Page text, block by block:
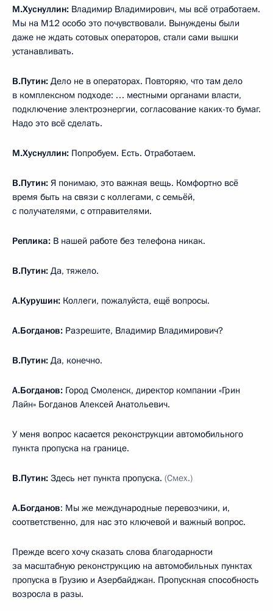
М.Хуснуллин: Владимир Владимирович, мы всё отработаем.
Мы на М12 особо это почувствовали. Вынуждены были
даже не ждать сотовых операторов, стали сами вышки
устанавливать.
В.Путин: Дело не в операторах. Повторяю, что там дело
в комплексном подходе: … местными органами власти,
подключение электроэнергии, согласование каких-то бумаг.
Надо это всё сделать.
М.Хуснуллин: Попробуем. Есть. Отработаем.
В.Путин: Я понимаю, это важная вещь. Комфортно всё
время быть на связи с коллегами, с семьёй,
с получателями, с отправителями.
Реплика: В нашей работе без телефона никак.
В.Путин: Да, тяжело.
А.Курушин: Коллеги, пожалуйста, ещё вопросы.
А.Богданов: Разрешите, Владимир Владимирович?
В.Путин: Да, конечно.
А.Богданов: Город Смоленск, директор компании «Грин
Лайн» Богданов Алексей Анатольевич.
У меня вопрос касается реконструкции автомобильного
пункта пропуска на границе.
В.Путин: Здесь нет пункта пропуска. (Смех.)
А.Богданов: Мы же международные перевозчики, и,
соответственно, для нас это ключевой и важный вопрос.
Прежде всего хочу сказать слова благодарности
за масштабную реконструкцию на автомобильных пунктах
пропуска в Грузию и Азербайджан. Пропускная способность
возросла в разы.